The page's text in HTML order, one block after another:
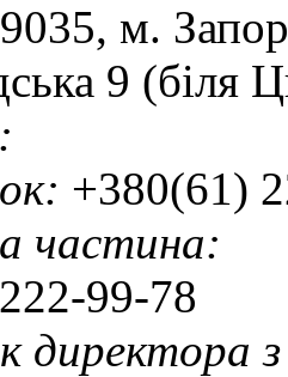
м.
9 (біля
+380(61)
частина:
99-78
директора